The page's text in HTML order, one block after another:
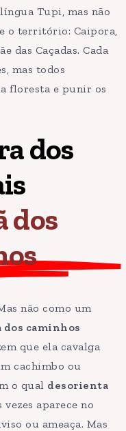
Tupi, mas não
o território: Caipora,
das Caçadas. Cada
mas todos
floresta e punir os
dos
dos
não como um
dos caminhos
que ela cavalga
cachimbo ou
o qual desorienta
vezes aparece no
ou ameaça. Mas